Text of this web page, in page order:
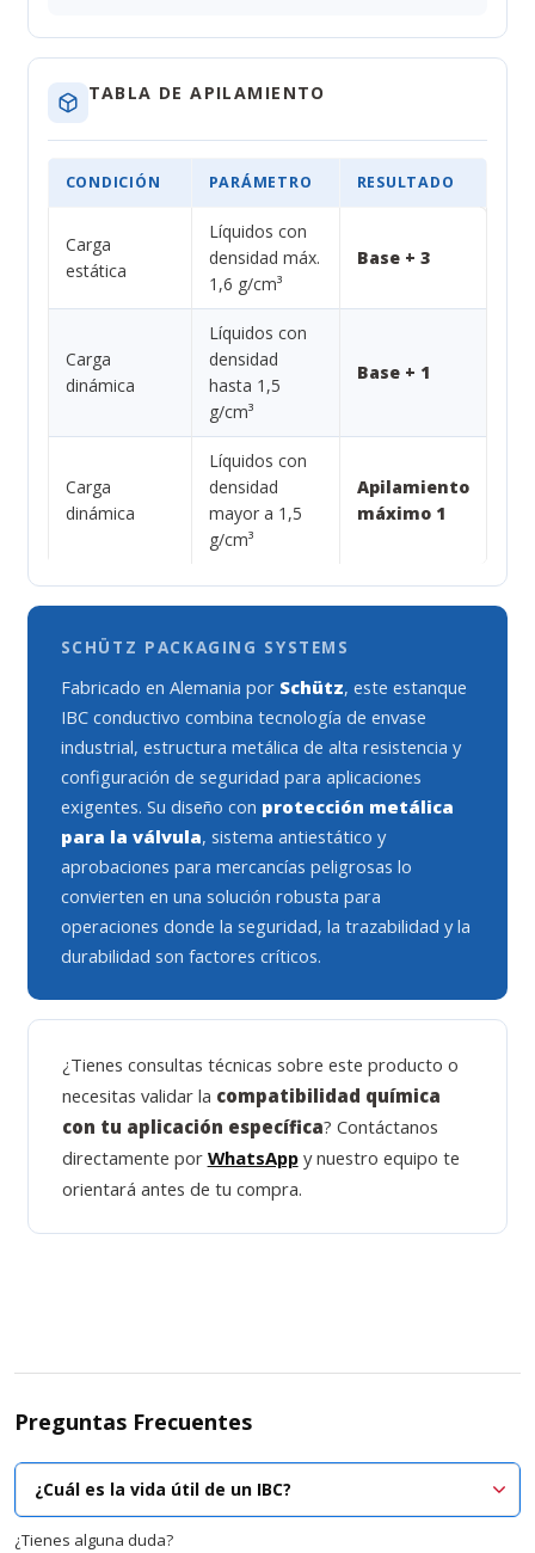
TABLA DE APILAMIENTO
CONDICIÓN PARÁMETRO RESULTADO
Carga
estática
Líquidos con
densidad máx.
1,6 g/cm³
Base + 3
Carga
dinámica
Líquidos con
densidad
hasta 1,5
g/cm³
Base + 1
Carga
dinámica
Líquidos con
densidad
mayor a 1,5
g/cm³
Apilamiento
máximo 1
SCHÜTZ PACKAGING SYSTEMS
Fabricado en Alemania por Schütz, este estanque
IBC conductivo combina tecnología de envase
industrial, estructura metálica de alta resistencia y
configuración de seguridad para aplicaciones
exigentes. Su diseño con protección metálica
para la válvula, sistema antiestático y
aprobaciones para mercancías peligrosas lo
convierten en una solución robusta para
operaciones donde la seguridad, la trazabilidad y la
durabilidad son factores críticos.
¿Tienes consultas técnicas sobre este producto o
necesitas validar la compatibilidad química
con tu aplicación específica? Contáctanos
directamente por WhatsAppy nuestro equipo te
orientará antes de tu compra.
Preguntas Frecuentes
¿Cuál es la vida útil de un IBC?
¿Tienes alguna duda?